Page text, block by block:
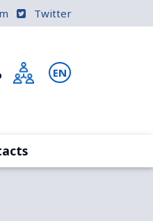
Twitter
EN